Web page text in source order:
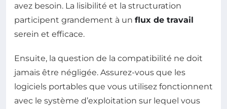
avez besoin. La lisibilité et la structuration
participent grandement à un flux de travail
serein et efficace.
Ensuite, la question de la compatibilité ne doit
jamais être négligée. Assurez-vous que les
logiciels portables que vous utilisez fonctionnent
avec le système d’exploitation sur lequel vous